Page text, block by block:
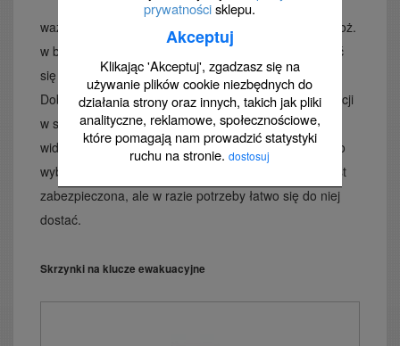
prywatnościsklepu.
Akceptuj
Klikając 'Akceptuj', zgadzasz się na
używanie plików cookie niezbędnych do
działania strony oraz innych, takich jak pliki
analityczne, reklamowe, społecznościowe,
które pomagają nam prowadzić statystyki
ruchu na stronie.dostosuj
ważnym dokumentem dotyczącym zasad ochrony ppoż.
w budynku. Zgodnie z przepisami powinna znajdować
się w miejscach dostępnych dla ekip ratowniczych.
Dobrym pomysłem jest przechowywanie takiej instrukcji
w specjalnej szafce. Skrzynkę można umieścić w
widocznym i dostępnym dla wszystkich miejscu. Warto
wybrać szafkę z kluczykiem za szybką – instrukcja jest
zabezpieczona, ale w razie potrzeby łatwo się do niej
dostać.
Skrzynki na klucze ewakuacyjne